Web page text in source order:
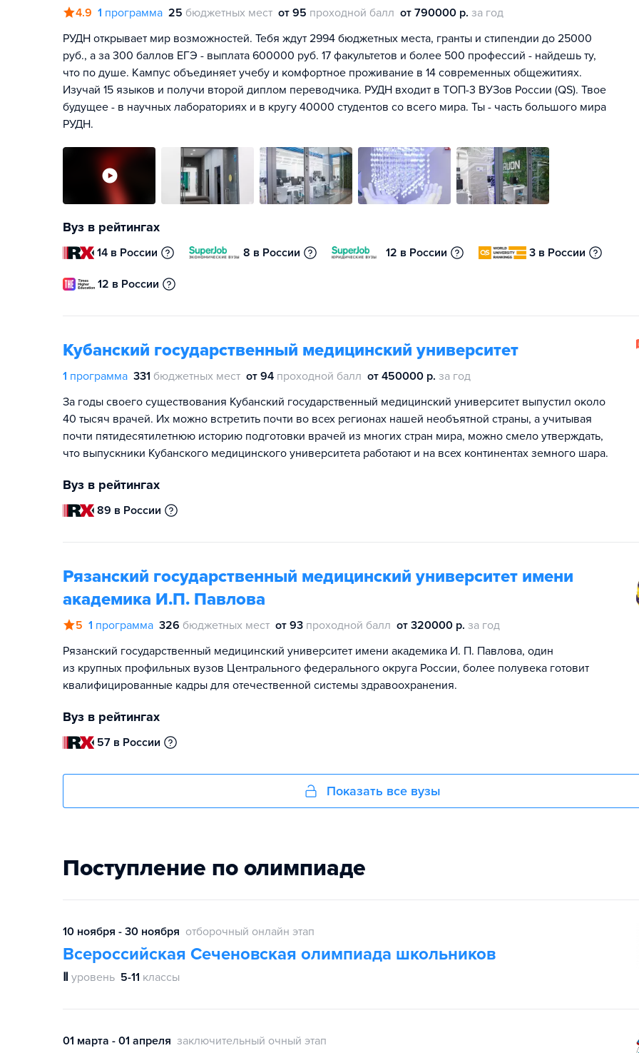
4.9 1 программа 25 бюджетных мест от 95 проходной балл от 790000 р. за год
РУДН открывает мир возможностей. Тебя ждут 2994 бюджетных места, гранты и стипендии до 25000
руб., а за 300 баллов ЕГЭ - выплата 600000 руб. 17 факультетов и более 500 профессий - найдешь ту,
что по душе. Кампус объединяет учебу и комфортное проживание в 14 современных общежитиях.
Изучай 15 языков и получи второй диплом переводчика. РУДН входит в ТОП-3 ВУЗов России (QS). Твое
будущее - в научных лабораториях и в кругу 40000 студентов со всего мира. Ты - часть большого мира
РУДН.
Вуз в рейтингах
14 в России 8 в России 12 в России 3 в России
12 в России
Кубанский государственный медицинский университет
1 программа 331 бюджетных мест от 94 проходной балл от 450000 р. за год
За годы своего существования Кубанский государственный медицинский университет выпустил около
40 тысяч врачей. Их можно встретить почти во всех регионах нашей необъятной страны, а учитывая
почти пятидесятилетнюю историю подготовки врачей из многих стран мира, можно смело утверждать,
что выпускники Кубанского медицинского университета работают и на всех континентах земного шара.
Вуз в рейтингах
89 в России
Рязанский государственный медицинский университет имени
академика И.П. Павлова
5 1 программа 326 бюджетных мест от 93 проходной балл от 320000 р. за год
Рязанский государственный медицинский университет имени академика И. П. Павлова, один
из крупных профильных вузов Центрального федерального округа России, более полувека готовит
квалифицированные кадры для отечественной системы здравоохранения.
Вуз в рейтингах
57 в России
Показать все вузы
Поступление по олимпиаде
10 ноября - 30 ноября отборочный онлайн этап
Всероссийская Сеченовская олимпиада школьников
Ⅱ уровень 5-11 классы
01 марта - 01 апреля заключительный очный этап